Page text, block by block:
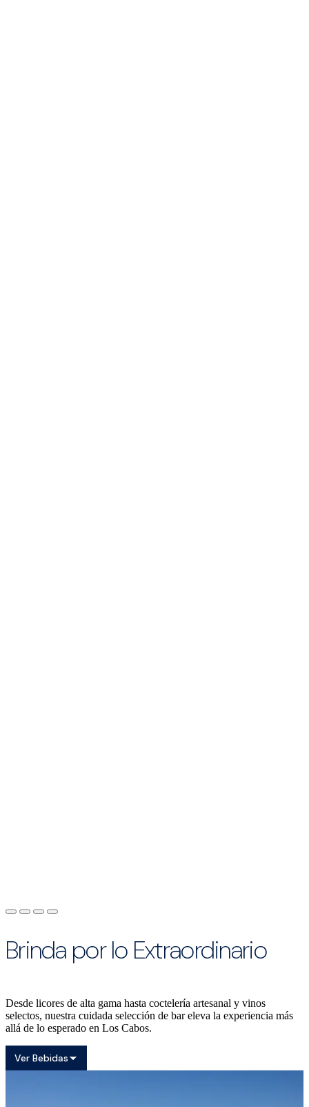
Brinda por lo Extraordinario
Desde licores de alta gama hasta coctelería artesanal y vinos
selectos, nuestra cuidada selección de bar eleva la experiencia más
allá de lo esperado en Los Cabos.
Ver Bebidas